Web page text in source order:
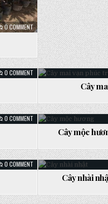
0 COMMENTON
CÂY
CÔ
TÒNG
LÁ
MÍT
0 COMMENTON
CÂY
TỬ
in
Cây
0 COMMENTON
CÂY
in
Cây mộc
0 COMMENTON
CÂY
in
Cây nhài